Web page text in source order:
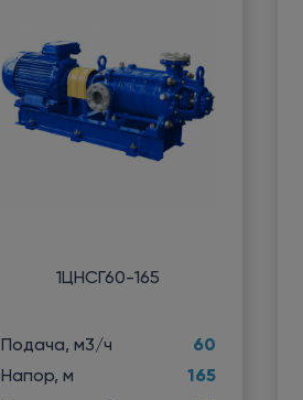
1ЦНСГ60-165
Подача, м3/ч
60
Напор, м
165